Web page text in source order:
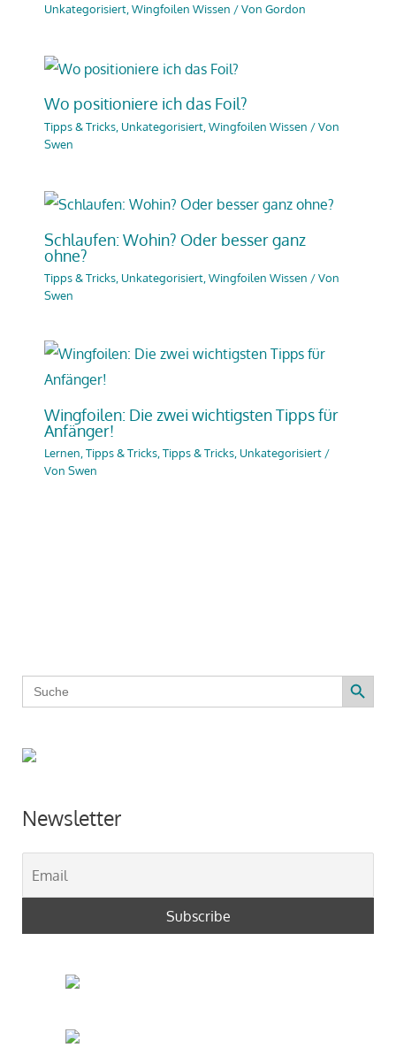
Unkategorisiert, Wingfoilen Wissen / Von Gordon
Wo positioniere ich das Foil?
Tipps & Tricks, Unkategorisiert, Wingfoilen Wissen / Von
Swen
Schlaufen: Wohin? Oder besser ganz
ohne?
Tipps & Tricks, Unkategorisiert, Wingfoilen Wissen / Von
Swen
Wingfoilen: Die zwei wichtigsten Tipps für
Anfänger!
Lernen, Tipps & Tricks, Tipps & Tricks, Unkategorisiert/
Von Swen
Search
for:
Search Button
Newsletter